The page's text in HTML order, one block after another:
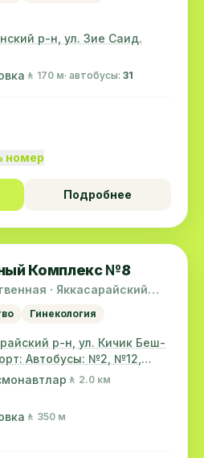
р-н, ул. Зие Саид.
🚶 170 м· автобусы: 31
номер
Подробнее
Комплекс №8
· Яккасарайский
Гинекология
р-н, ул. Кичик Беш-
Автобусы: №2, №12,
🚶 2.0 км
🚶 350 м